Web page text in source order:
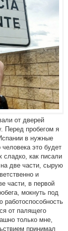
от дверей
Перед пробегом я
в нужные
это будет
сладко, как писали
на две части, сырую
и
части, в первой
мокнуть под
от палящего
только мне,
принимал